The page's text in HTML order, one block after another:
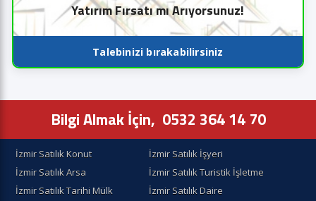
Yatırım Fırsatı mı Arıyorsunuz!
Talebinizi bırakabilirsiniz
Bilgi Almak İçin, 0532 364 14 70
İzmir Satılık Konut
İzmir Satılık İşyeri
İzmir Satılık Arsa
İzmir Satılık Turistik İşletme
İzmir Satılık Tarihi Mülk
İzmir Satılık Daire